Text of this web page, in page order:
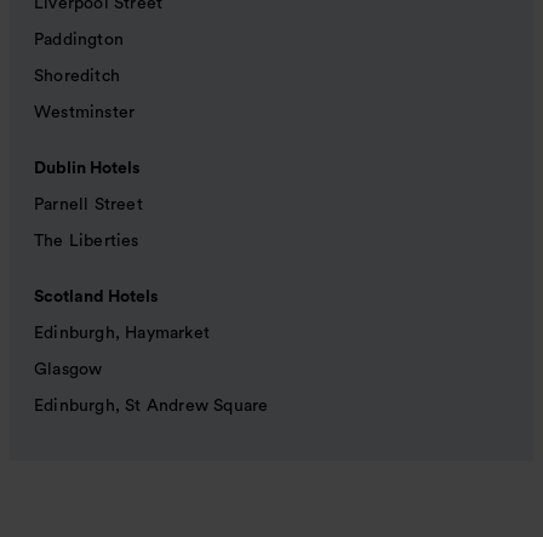
Liverpool Street
Paddington
Shoreditch
Westminster
Dublin Hotels
Parnell Street
The Liberties
Scotland Hotels
Edinburgh, Haymarket
Glasgow
Edinburgh, St Andrew Square